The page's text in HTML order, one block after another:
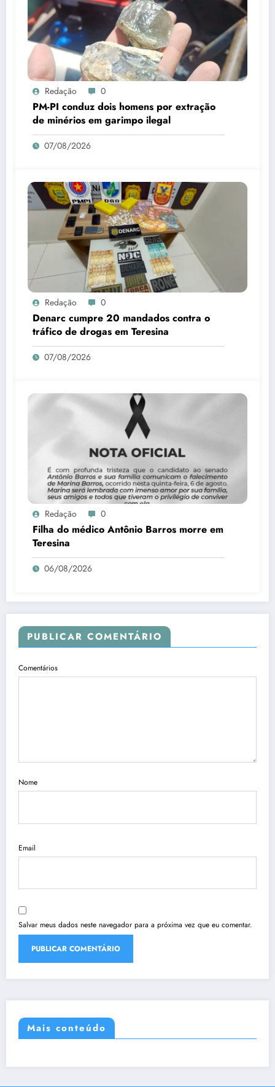
Redação 0
PM-PI conduz dois homens por extração
de minérios em garimpo ilegal
07/08/2026
Redação 0
Denarc cumpre 20 mandados contra o
tráfico de drogas em Teresina
07/08/2026
Redação 0
Filha do médico Antônio Barros morre em
Teresina
06/08/2026
PUBLICAR COMENTÁRIO
Comentários
Nome
Email
Salvar meus dados neste navegador para a próxima vez que eu comentar.
Mais conteúdo